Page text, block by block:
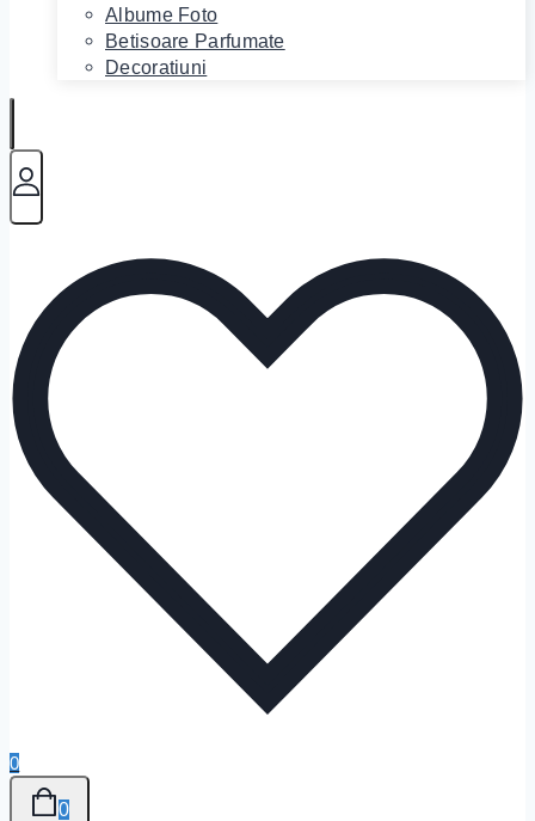
Albume Foto
Betisoare Parfumate
Decoratiuni
0
0